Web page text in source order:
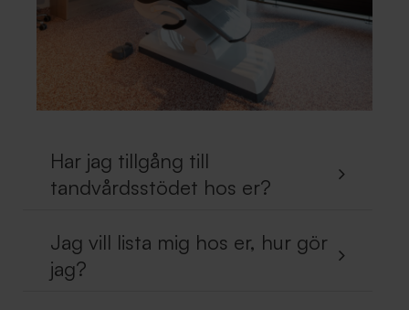
Har jag tillgång till
tandvårdsstödet hos er?
Jag vill lista mig hos er, hur gör
jag?